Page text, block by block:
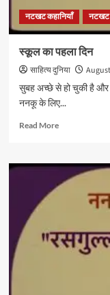
नटखट कहानियाँ नटखट
स्कूल का पहला दिन
साहित्य दुनिया
सुबह अच्छे से हो चुकी है और
ननकू के लिए...
Read MoreRead
स्कूल
पहला